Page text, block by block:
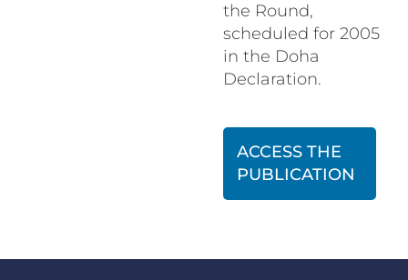
the Round,
scheduled for 2005
in the Doha
Declaration.
ACCESS THE
PUBLICATION